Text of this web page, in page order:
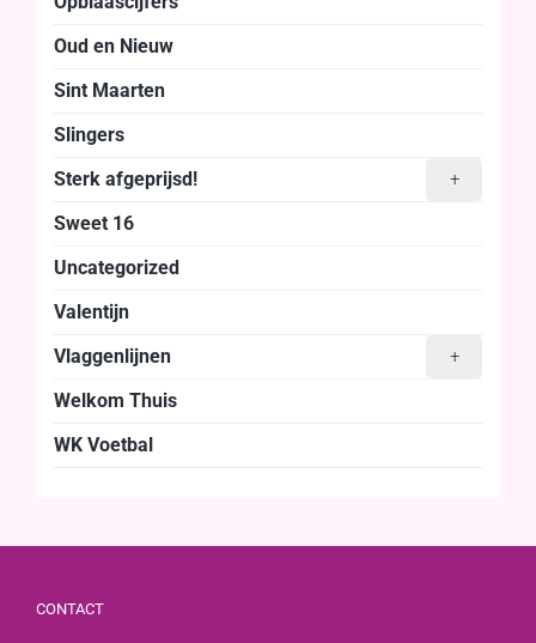
Oud en Nieuw
Sint Maarten
Slingers
+
Sterk afgeprijsd!
Sweet 16
Uncategorized
Valentijn
+
Vlaggenlijnen
Welkom Thuis
WK Voetbal
CONTACT